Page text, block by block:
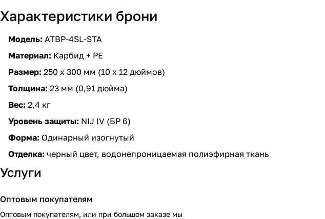
Характеристики брони
Модель: ATBP-4SL-STA
Материал: Карбид + PE
Размер: 250 х 300 мм (10 х 12 дюймов)
Толщина: 23 мм (0,91 дюйма)
Вес: 2,4 кг
Уровень защиты: NIJ IV (БР 6)
Форма: Одинарный изогнутый
Отделка: черный цвет, водонепроницаемая полиэфирная ткань
Услуги
Оптовым покупателям
Оптовым покупателям, или при большом заказе мы